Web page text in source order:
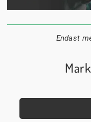
1
Endast